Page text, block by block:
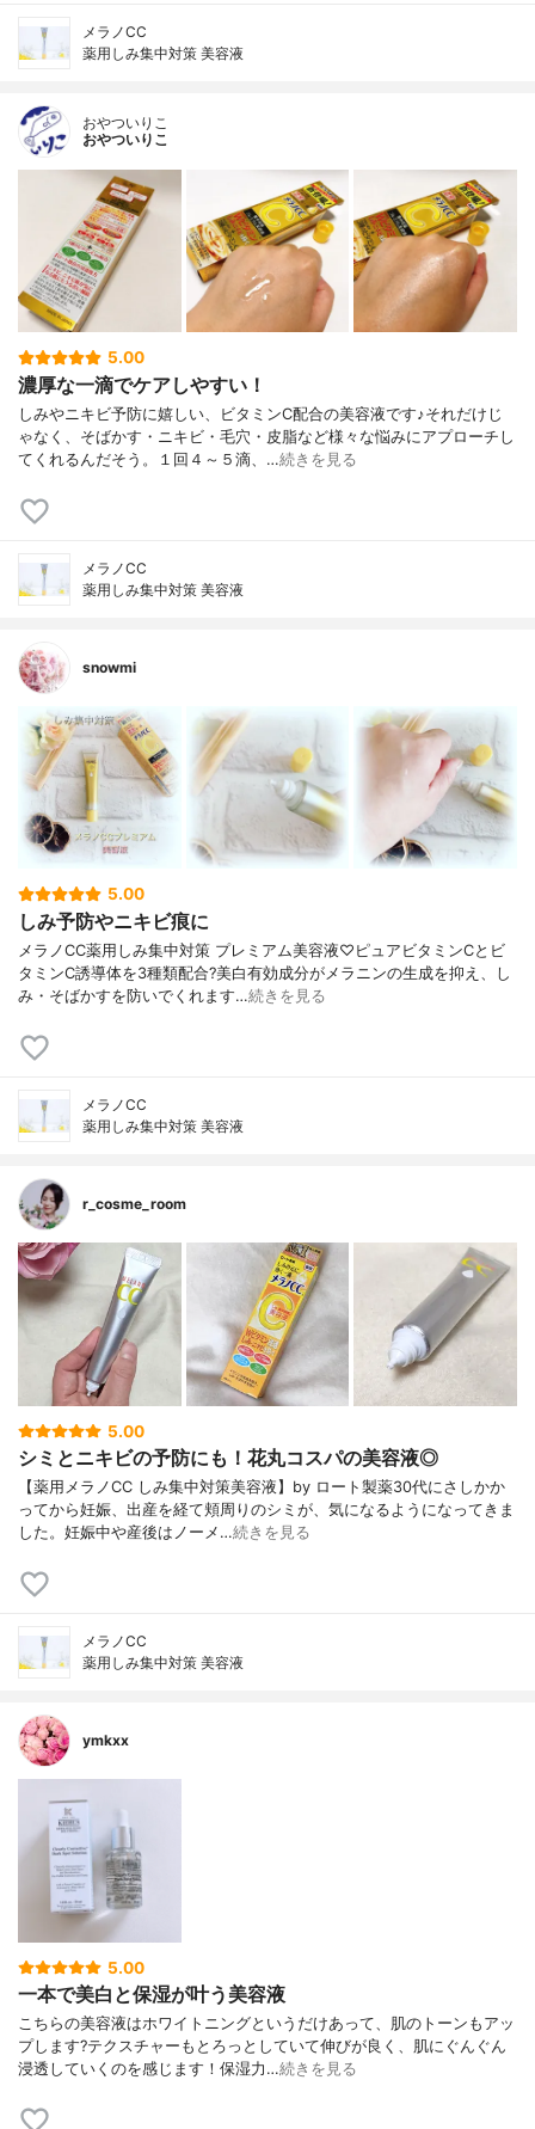
メラノCC
薬用しみ集中対策 美容液
おやついりこ
おやついりこ
5.00
濃厚な一滴でケアしやすい！
しみやニキビ予防に嬉しい、ビタミンC配合の美容液です♪それだけじ
ゃなく、そばかす・ニキビ・毛穴・皮脂など様々な悩みにアプローチし
てくれるんだそう。１回４～５滴、…続きを見る
メラノCC
薬用しみ集中対策 美容液
snowmi
5.00
しみ予防やニキビ痕に
メラノCC薬用しみ集中対策 プレミアム美容液♡ピュアビタミンCとビ
タミンC誘導体を3種類配合?美白有効成分がメラニンの生成を抑え、し
み・そばかすを防いでくれます…続きを見る
メラノCC
薬用しみ集中対策 美容液
r_cosme_room
5.00
シミとニキビの予防にも！花丸コスパの美容液◎
【薬用メラノCC しみ集中対策美容液】by ロート製薬30代にさしかか
ってから妊娠、出産を経て頬周りのシミが、気になるようになってきま
した。妊娠中や産後はノーメ…続きを見る
メラノCC
薬用しみ集中対策 美容液
ymkxx
5.00
一本で美白と保湿が叶う美容液
こちらの美容液はホワイトニングというだけあって、肌のトーンもアッ
プします?テクスチャーもとろっとしていて伸びが良く、肌にぐんぐん
浸透していくのを感じます！保湿力…続きを見る